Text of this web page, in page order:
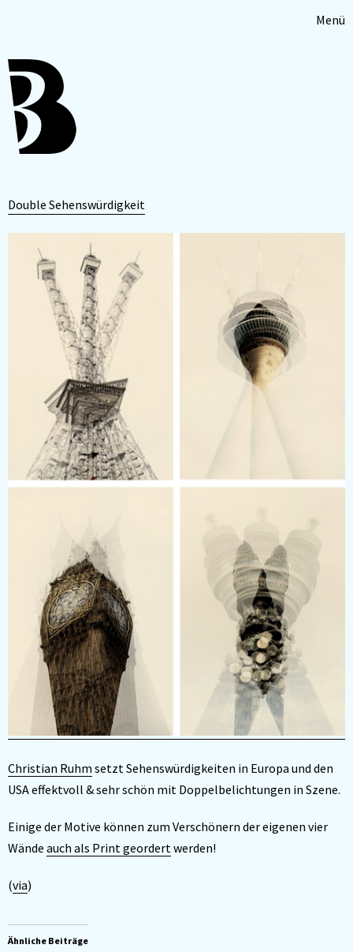
Menü
Double Sehenswürdigkeit
Christian Ruhm setzt Sehenswürdigkeiten in Europa und den
USA effektvoll & sehr schön mit Doppelbelichtungen in Szene.
Einige der Motive können zum Verschönern der eigenen vier
Wände auch als Print geordert werden!
(via)
Ähnliche Beiträge